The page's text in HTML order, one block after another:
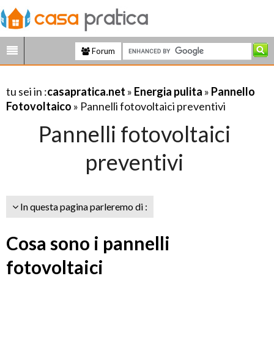
Forum
tu sei in :casapratica.net » Energia pulita » Pannello
Fotovoltaico » Pannelli fotovoltaici preventivi
Pannelli fotovoltaici
preventivi
In questa pagina parleremo di :
Cosa sono i pannelli
fotovoltaici